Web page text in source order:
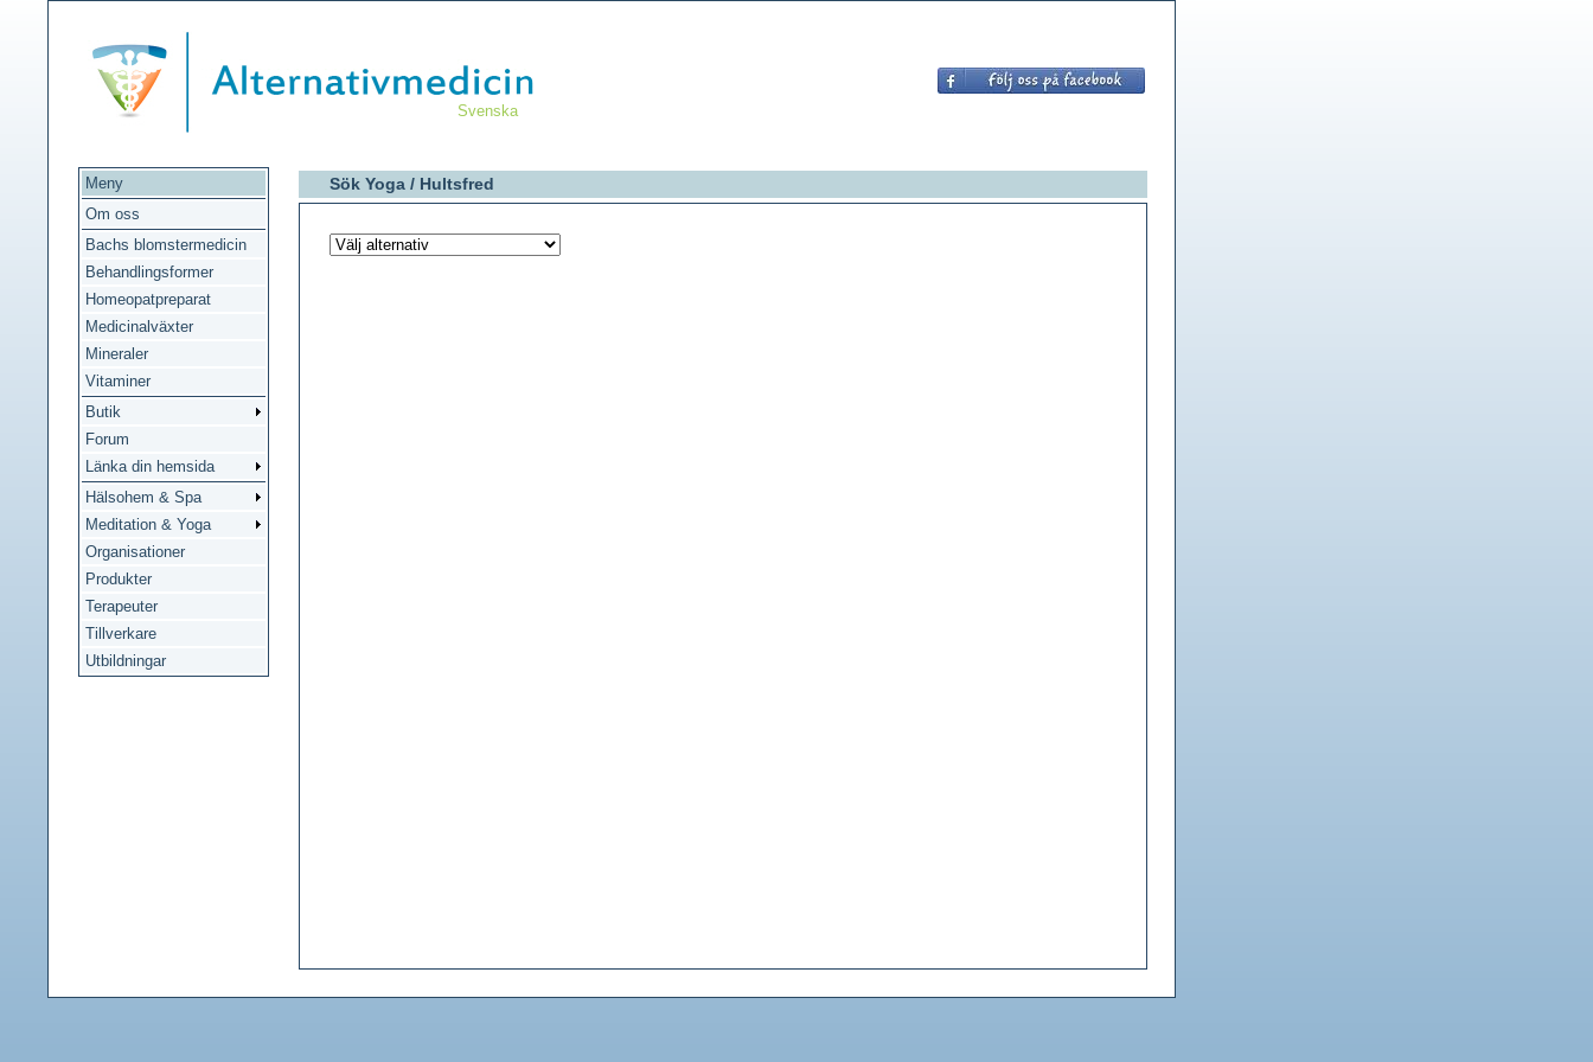
Svenska
Meny
Om oss
Bachs blomstermedicin
Behandlingsformer
Homeopatpreparat
Medicinalväxter
Mineraler
Vitaminer
Butik
Forum
Länka din hemsida
Hälsohem & Spa
Meditation & Yoga
Organisationer
Produkter
Terapeuter
Tillverkare
Utbildningar
Sök Yoga / Hultsfred